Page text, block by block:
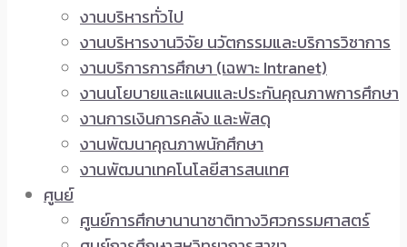
งานบริหารทั่วไป
งานบริหารงานวิจัย นวัตกรรมและบริการวิชาการ
งานบริการการศึกษา (เฉพาะ Intranet)
งานนโยบายและแผนและประกันคุณภาพการศึกษา
งานการเงินการคลัง และพัสดุ
งานพัฒนาคุณภาพนักศึกษา
งานพัฒนาเทคโนโลยีสารสนเทศ
ศูนย์
ศูนย์การศึกษานานาชาติทางวิศวกรรมศาสตร์